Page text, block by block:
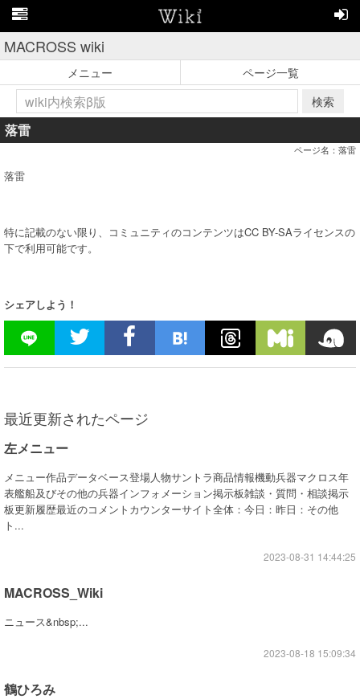
MACROSS wiki
メニュー
ページ一覧
検索
落雷
ページ名：落雷
落雷
特に記載のない限り、コミュニティのコンテンツはCC BY-SAライセンスの
下で利用可能です。
シェアしよう！
最近更新されたページ
左メニュー
メニュー作品データベース登場人物サントラ商品情報機動兵器マクロス年
表艦船及びその他の兵器インフォメーション掲示板雑談・質問・相談掲示
板更新履歴最近のコメントカウンターサイト全体：今日：昨日：その他
ト...
2023-08-31 14:44:25
MACROSS_Wiki
ニュース&nbsp;...
2023-08-18 15:09:34
鶴ひろみ